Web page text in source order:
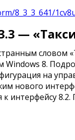
8_3_3_641/
—
словом
Windows 8.
на
нового
интерфейсу 8.2.